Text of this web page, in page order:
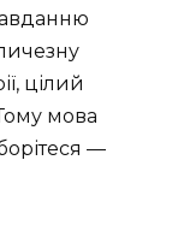
цілий
мова
—